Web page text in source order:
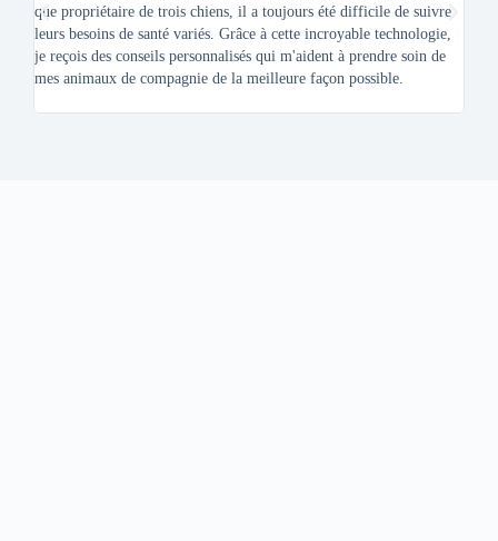
que propriétaire de trois chiens, il a toujours été difficile de suivre
leurs besoins de santé variés. Grâce à cette incroyable technologie,
je reçois des conseils personnalisés qui m'aident à prendre soin de
mes animaux de compagnie de la meilleure façon possible.